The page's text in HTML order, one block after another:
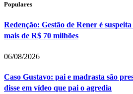
Populares
Redenção: Gestão de Rener é
mais de R$ 70 milhões
06/08/2026
Caso Gustavo: pai e madrasta são
disse em vídeo que pai o agredia